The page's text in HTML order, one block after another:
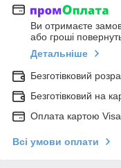
Ви отримаєте
або гроші
Детальніше
Безготівковий
Безготівковий на
Оплата картою
Всі умови оплати